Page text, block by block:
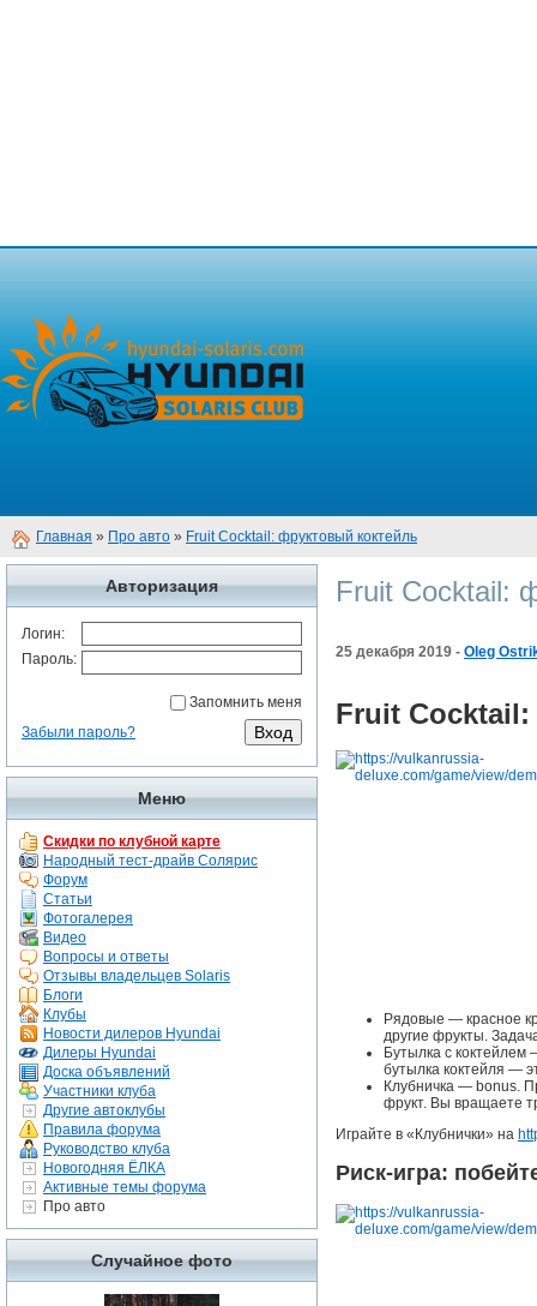
Главная » Про авто » Fruit Cocktail: фруктовый коктейль
Авторизация
Логин:
Пароль:
Запомнить меня
Забыли пароль?
Меню
Скидки по клубной карте
Народный тест-драйв Солярис
Форум
Статьи
Фотогалерея
Видео
Вопросы и ответы
Отзывы владельцев Solaris
Блоги
Клубы
Новости дилеров Hyundai
Дилеры Hyundai
Доска объявлений
Участники клуба
Другие автоклубы
Правила форума
Руководство клуба
Новогодняя ЁЛКА
Активные темы форума
Про авто
Случайное фото
Fruit Cocktail:
25 декабря 2019 - Oleg
Fruit
Рядовые — красное
другие фрукты.
Бутылка с
бутылка коктейля —
Клубничка — bonus.
фрукт. Вы вращаете
Играйте в «Клубнички» на
Риск-игра: